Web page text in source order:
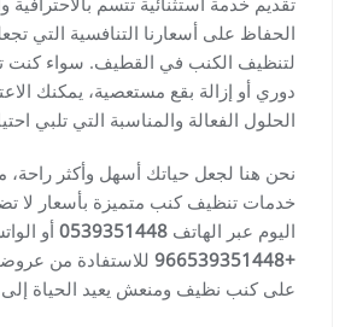
الحفاظ على أسعارنا التنافسية التي
لتنظيف الكنب في القطيف. سواء
دوري أو إزالة بقع مستعصية، يمكنك
الحلول الفعالة والمناسبة التي تلبي
نحن هنا لجعل حياتك أسهل وأكثر راحة،
خدمات تنظيف كنب متميزة بأسعار لا
اليوم عبر الهاتف 0539351448أو
+966539351448
للاستفادة من
على كنب نظيف ومنعش يعيد الحياة إلى